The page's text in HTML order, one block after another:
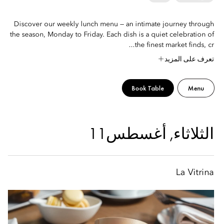
Discover our weekly lunch menu — an intimate journey through
the season, Monday to Friday. Each dish is a quiet celebration of
the finest market finds, cr...
تعرف على المزيد
Menu
Book Table
الثلاثاء, أغسطس 11
La Vitrina